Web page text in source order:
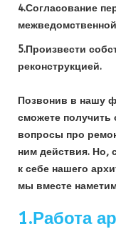
4.Согласование
5.Произвести
реконструкцией.
Позвонив в нашу
сможете получить
вопросы про
ним действия. Но,
к себе нашего
мы вместе
1.Работа